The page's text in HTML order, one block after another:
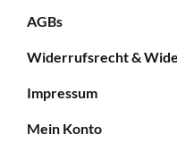
AGBs
Widerrufsrecht &
Impressum
Mein Konto